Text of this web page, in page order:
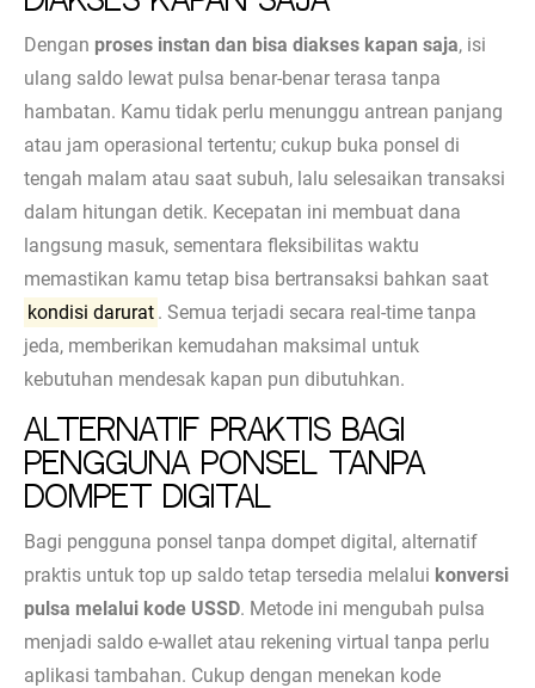
Dengan proses instan dan bisa diakses kapan saja, isi
ulang saldo lewat pulsa benar-benar terasa tanpa
hambatan. Kamu tidak perlu menunggu antrean panjang
atau jam operasional tertentu; cukup buka ponsel di
tengah malam atau saat subuh, lalu selesaikan transaksi
dalam hitungan detik. Kecepatan ini membuat dana
langsung masuk, sementara fleksibilitas waktu
memastikan kamu tetap bisa bertransaksi bahkan saat
kondisi darurat . Semua terjadi secara real-time tanpa
jeda, memberikan kemudahan maksimal untuk
kebutuhan mendesak kapan pun dibutuhkan.
Alternatif Praktis bagi
Pengguna Ponsel Tanpa
Dompet Digital
Bagi pengguna ponsel tanpa dompet digital, alternatif
praktis untuk top up saldo tetap tersedia melalui konversi
pulsa melalui kode USSD. Metode ini mengubah pulsa
menjadi saldo e-wallet atau rekening virtual tanpa perlu
aplikasi tambahan. Cukup dengan menekan kode